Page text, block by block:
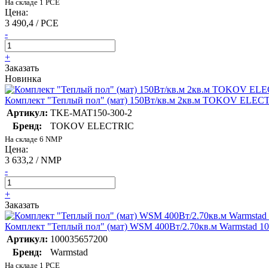
На складе 1 PCE
Цена:
3 490,4 / PCE
-
+
Заказать
Новинка
Комплект "Теплый пол" (мат) 150Вт/кв.м 2кв.м TOKOV
Артикул: TKE-MAT150-300-2
Бренд:
TOKOV ELECTRIC
На складе 6 NMP
Цена:
3 633,2 / NMP
-
+
Заказать
Комплект "Теплый пол" (мат) WSM 400Вт/2.70кв.м Warmstad
Артикул: 100035657200
Бренд:
Warmstad
На складе 1 PCE